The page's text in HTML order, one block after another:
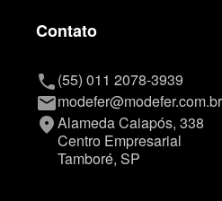
Contato
phone(55) 011 2078-3939
mailmodefer@modefer.com.br
placeAlameda Caiapós, 338
Centro Empresarial
Tamboré, SP